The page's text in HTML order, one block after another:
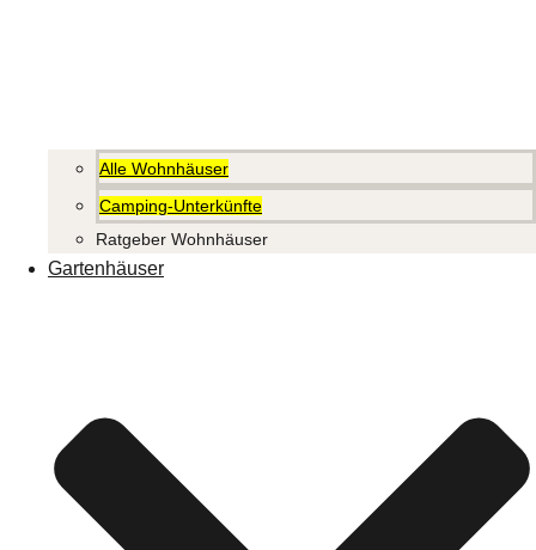
Alle Wohnhäuser
Camping-Unterkünfte
Ratgeber Wohnhäuser
Gartenhäuser